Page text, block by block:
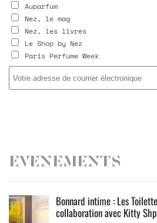
Auparfum
Nez, le mag
Nez, les livres
Le Shop by Nez
Paris Perfume Week
Evenements
Bonnard intime : Les
collaboration avec Kitty